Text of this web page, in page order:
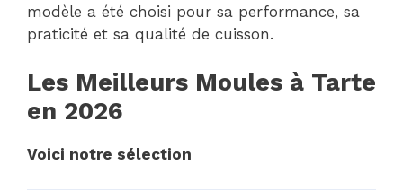
modèle a été choisi pour sa performance, sa
praticité et sa qualité de cuisson.
Les Meilleurs Moules à Tarte
en 2026
Voici notre sélection